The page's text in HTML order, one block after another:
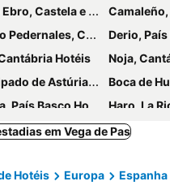
Grúa de
Deportes
Casco
Peñacastillo
Museo de la
e Leão Hotéis
Castela e Leão Hotéis
Derio,
Hotéis
Noja,
de Astúrias Hotéis
Boca de
Basco Hotéis
Haro, La
Hotéis
Cillorigo de
Basco Hotéis
Astillero,
em Vega de Pas
Hotéis Europa Espanha